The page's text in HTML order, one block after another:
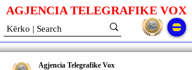
AGJENCIA TELEGRAFIKE VOX
Agjencia Telegrafike Vox